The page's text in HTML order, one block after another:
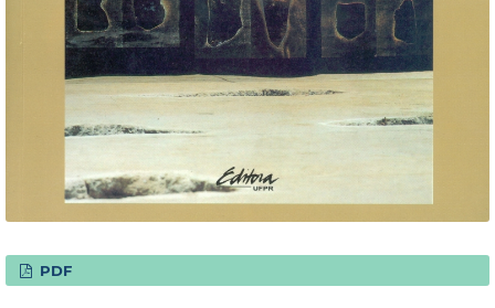
PDF